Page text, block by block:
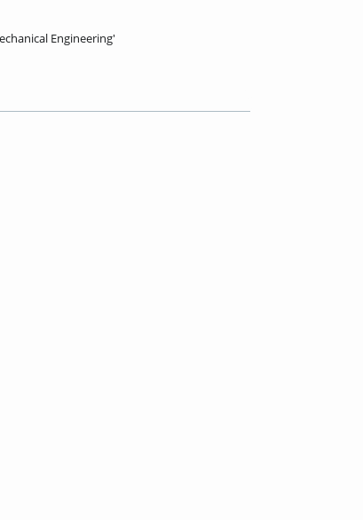
Engineering'